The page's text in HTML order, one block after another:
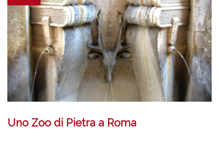
Uno Zoo di Pietra a Roma